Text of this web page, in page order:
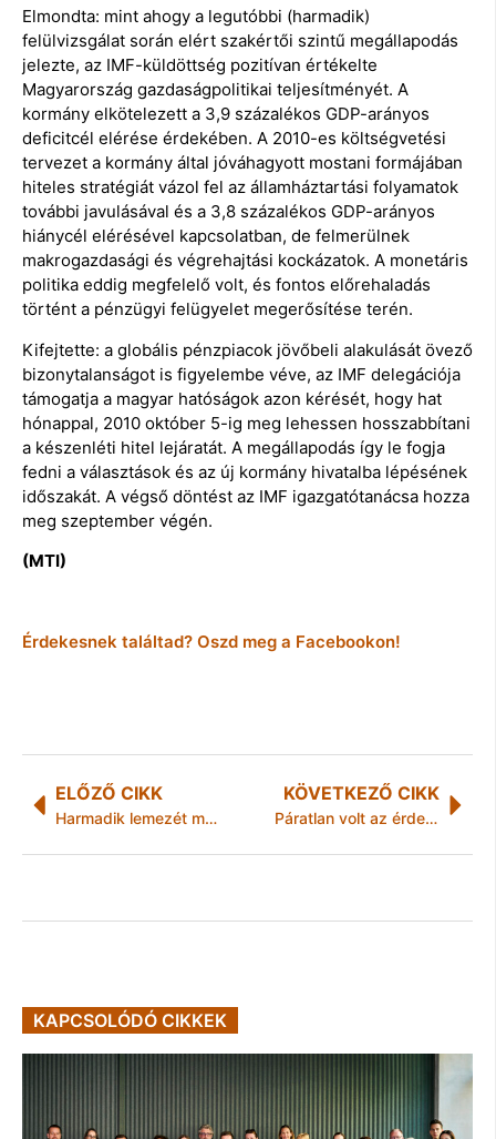
Elmondta: mint ahogy a legutóbbi (harmadik)
felülvizsgálat során elért szakértői szintű megállapodás
jelezte, az IMF-küldöttség pozitívan értékelte
Magyarország gazdaságpolitikai teljesítményét. A
kormány elkötelezett a 3,9 százalékos GDP-arányos
deficitcél elérése érdekében. A 2010-es költségvetési
tervezet a kormány által jóváhagyott mostani formájában
hiteles stratégiát vázol fel az államháztartási folyamatok
további javulásával és a 3,8 százalékos GDP-arányos
hiánycél elérésével kapcsolatban, de felmerülnek
makrogazdasági és végrehajtási kockázatok. A monetáris
politika eddig megfelelő volt, és fontos előrehaladás
történt a pénzügyi felügyelet megerősítése terén.
Kifejtette: a globális pénzpiacok jövőbeli alakulását övező
bizonytalanságot is figyelembe véve, az IMF delegációja
támogatja a magyar hatóságok azon kérését, hogy hat
hónappal, 2010 október 5-ig meg lehessen hosszabbítani
a készenléti hitel lejáratát. A megállapodás így le fogja
fedni a választások és az új kormány hivatalba lépésének
időszakát. A végső döntést az IMF igazgatótanácsa hozza
meg szeptember végén.
(MTI)
Érdekesnek találtad? Oszd meg a Facebookon!
ELŐZŐ CIKK
Harmadik lemezét mutatta be Japánban Harcsa Veronika
KÖVETKEZŐ CIKK
Páratlan volt az érdeklődés a kulturális örökség napjain
KAPCSOLÓDÓ CIKKEK